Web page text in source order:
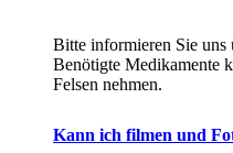
Bitte informieren Sie uns
Benötigte Medikamente
Felsen nehmen.
Kann ich filmen und